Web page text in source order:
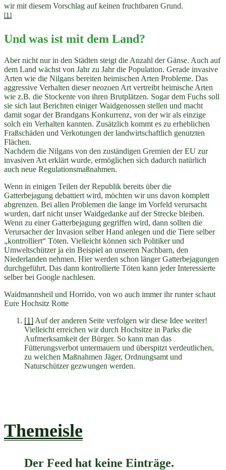
wir mit diesem Vorschlag auf keinen fruchtbaren Grund.
[1]
Und was ist mit dem Land?
Aber nicht nur in den Städten steigt die Anzahl der Gänse. Auch auf
dem Land wächst von Jahr zu Jahr die Population. Gerade invasive
Arten wie die Nilgans bereiten heimischen Arten Probleme. Das
aggressive Verhalten dieser neozoen Art vertreibt heimische Arten
wie z.B. die Stockente von ihren Brutplätzen. Sogar dem Fuchs soll
sie sich laut Berichten einiger Waidgenossen stellen und macht
damit sogar der Brandgans Konkurrenz, von der wir als einzige
solch ein Verhalten kannten. Zusätzlich kommt es zu erheblichen
Fraßschäden und Verkotungen der landwirtschaftlich genutzten
Flächen.
Nachdem die Nilgans von den zuständigen Gremien der EU zur
invasiven Art erklärt wurde, ermöglichen sich dadurch natürlich
auch neue Regulationsmaßnahmen.
Wenn in einigen Teilen der Republik bereits über die
Gatterbejagung debattiert wird, möchten wir uns davon komplett
abgrenzen. Bei allen Problemen die lange im Vorfeld verursacht
wurden, darf nicht unser Waidgedanke auf der Strecke bleiben.
Wenn zu einer Gatterbejagung gegriffen wird, dann sollten die
Verursacher der Invasion selber Hand anlegen und die Tiere selber
„kontrolliert“ Töten. Vielleicht können sich Politiker und
Umweltschützer ja ein Beispiel an unseren Nachbarn, den
Niederlanden nehmen. Hier werden schon länger Gatterbejagungen
durchgeführt. Das dann kontrollierte Töten kann jeder Interessierte
selber bei Google nachlesen.
Waidmannsheil und Horrido, von wo auch immer ihr runter schaut
Eure Hochsitz Rotte
[1] Auf der anderen Seite verfolgen wir diese Idee weiter!
Vielleicht erreichen wir durch Hochsitze in Parks die
Aufmerksamkeit der Bürger. So kann man das
Fütterungsverbot untermauern und überspitzt verdeutlichen,
zu welchen Maßnahmen Jäger, Ordnungsamt und
Naturschützer gezwungen werden.
Themeisle
Der Feed hat keine Einträge.